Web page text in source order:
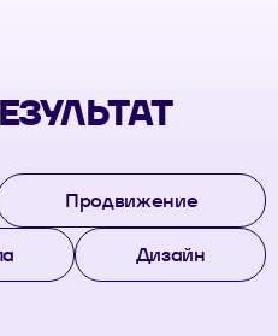
Продвижение
Дизайн